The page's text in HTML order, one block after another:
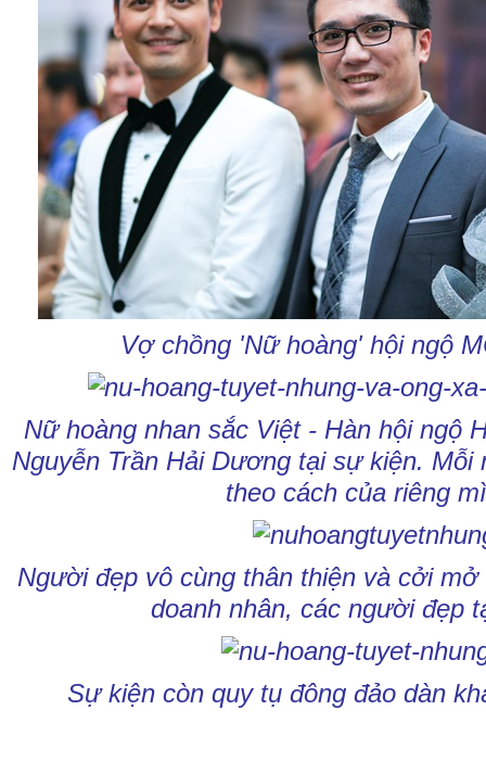
Vợ chồng 'Nữ hoàng' hội ngộ
Nữ hoàng nhan sắc Việt - Hàn hội ngộ
Nguyễn Trần Hải Dương tại sự kiện. Mỗi
theo cách của riêng
Người đẹp vô cùng thân thiện và cởi
doanh nhân, các người đẹp
Sự kiện còn quy tụ đông đảo dàn